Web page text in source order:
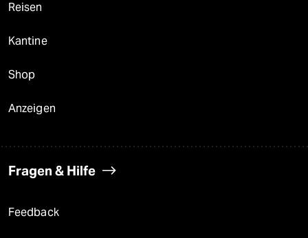
Reisen
Kantine
Shop
Anzeigen
Fragen & Hilfe
Feedback